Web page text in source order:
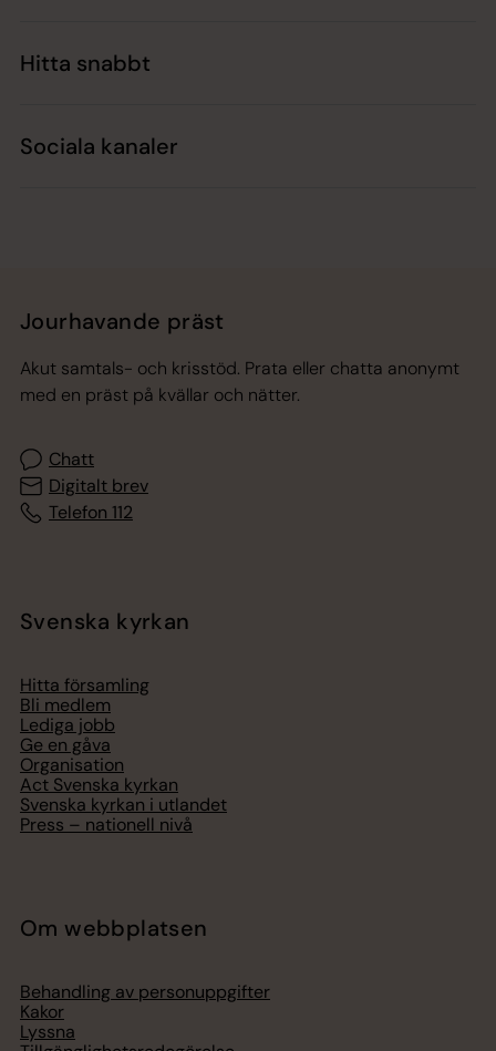
Hitta snabbt
Sociala kanaler
Jourhavande präst
Akut samtals- och krisstöd. Prata eller chatta anonymt
med en präst på kvällar och nätter.
Chatt
Digitalt brev
Telefon 112
Svenska kyrkan
Hitta församling
Bli medlem
Lediga jobb
Ge en gåva
Organisation
Act Svenska kyrkan
Svenska kyrkan i utlandet
Press – nationell nivå
Om webbplatsen
Behandling av personuppgifter
Kakor
Lyssna